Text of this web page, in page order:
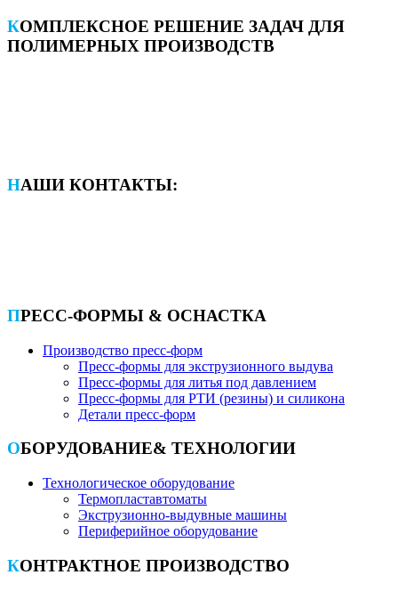
КОМПЛЕКСНОЕ РЕШЕНИЕ ЗАДАЧ ДЛЯ
ПОЛИМЕРНЫХ ПРОИЗВОДСТВ
НАШИ КОНТАКТЫ:
ПРЕСС-ФОРМЫ & ОСНАСТКА
Производство пресс-форм
Пресс-формы для экструзионного выдува
Пресс-формы для литья под давлением
Пресс-формы для РТИ (резины) и силикона
Детали пресс-форм
ОБОРУДОВАНИЕ& ТЕХНОЛОГИИ
Технологическое оборудование
Термопластавтоматы
Экструзионно-выдувные машины
Периферийное оборудование
КОНТРАКТНОЕ ПРОИЗВОДСТВО